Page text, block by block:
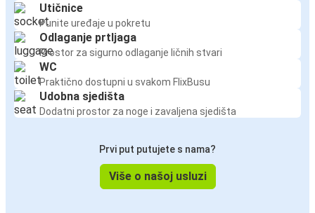
Utičnice
Punite uređaje u pokretu
Odlaganje prtljaga
Prostor za sigurno odlaganje ličnih stvari
WC
Praktično dostupni u svakom FlixBusu
Udobna sjedišta
Dodatni prostor za noge i zavaljena sjedišta
Prvi put putujete s nama?
Više o našoj usluzi